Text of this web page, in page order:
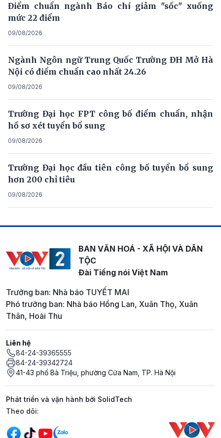
Điểm chuẩn ngành Báo chí giảm "sốc" xuống
mức 22 điểm
09/08/2026
Ngành Ngôn ngữ Trung Quốc Trường ĐH Mở Hà
Nội có điểm chuẩn cao nhất 24.26
09/08/2026
Trường Đại học FPT công bố điểm chuẩn, nhận
hồ sơ xét tuyển bổ sung
09/08/2026
Trường Đại học đầu tiên công bố tuyển bổ sung
hơn 200 chỉ tiêu
09/08/2026
BAN VĂN HOÁ - XÃ HỘI VÀ DÂN
TỘC
Đài Tiếng nói Việt Nam
Trưởng ban: Nhà báo TUYẾT MAI
Phó trưởng ban: Nhà báo Hồng Lan, Xuân Thọ, Xuân
Thân, Hoài Thu
Liên hệ
84-24-39365555
84-24-39342724
41-43 phố Bà Triệu, phường Cửa Nam, TP. Hà Nội
Phát triển và vận hành bởi SolidTech
Mạng xã hội
Theo dõi: